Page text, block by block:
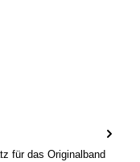
für das Originalband